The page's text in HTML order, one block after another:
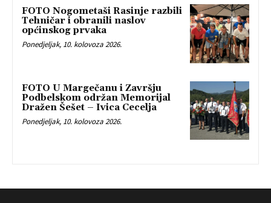
FOTO Nogometaši Rasinje razbili
Tehničar i obranili naslov
općinskog prvaka
Ponedjeljak, 10. kolovoza 2026.
FOTO U Margečanu i Završju
Podbelskom održan Memorijal
Dražen Šešet – Ivica Cecelja
Ponedjeljak, 10. kolovoza 2026.